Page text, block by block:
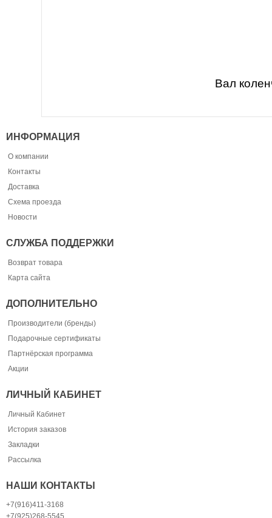
Вал
ИНФОРМАЦИЯ
О компании
Контакты
Доставка
Схема проезда
Новости
СЛУЖБА ПОДДЕРЖКИ
Возврат товара
Карта сайта
ДОПОЛНИТЕЛЬНО
Производители (бренды)
Подарочные сертификаты
Партнёрская программа
Акции
ЛИЧНЫЙ КАБИНЕТ
Личный Кабинет
История заказов
Закладки
Рассылка
НАШИ КОНТАКТЫ
+7(916)411-3168
+7(925)268-5545